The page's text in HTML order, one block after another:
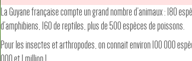
La Guyane française compte un grand nombre d’animaux : 180
d’amphibiens, 160 de reptiles, plus de 500 espèces de poissons.
Pour les insectes et arthropodes, on connait environ 100 000